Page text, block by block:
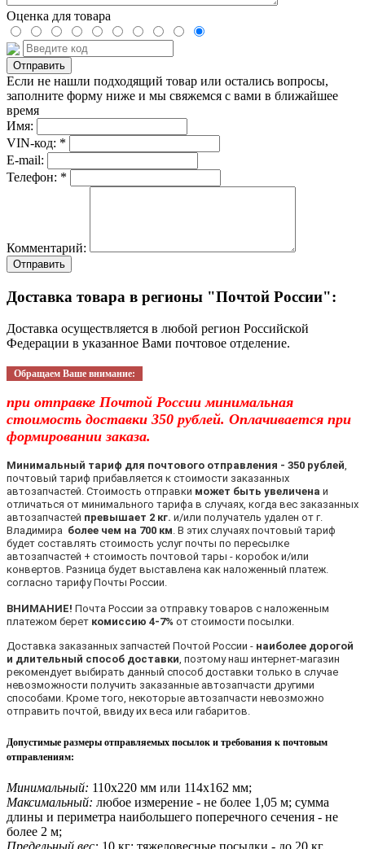
Оценка для товара
Если не нашли подходящий товар или остались вопросы,
заполните форму ниже и мы свяжемся с вами в ближайшее
время
Имя:
VIN-код: *
E-mail:
Телефон: *
Комментарий:
Отправить
Доставка товара в регионы "Почтой России":
Доставка осуществляется в любой регион Российской
Федерации в указанное Вами почтовое отделение.
Обращаем Ваше внимание:
при отправке Почтой России минимальная
стоимость доставки 350 рублей. Оплачивается при
формировании заказа.
Минимальный тариф для почтового отправления - 350 рублей
почтовый тариф прибавляется к стоимости заказанных
автозапчастей. Стоимость отправки может быть увеличена и
отличаться от минимального тарифа в случаях, когда вес заказанных
автозапчастей превышает 2 кг. и/или получатель удален от г.
Владимира более чем на 700 км . В этих случаях почтовый тариф
будет составлять стоимость услуг почты по пересылке
автозапчастей + стоимость почтовой тары - коробок и/или
конвертов. Разница будет выставлена как наложенный платеж.
согласно тарифу Почты России.
ВНИМАНИЕ! Почта России за отправку товаров с наложенным
платежом берет комиссию 4-7% от стоимости посылки.
Доставка заказанных запчастей Почтой России - наиболее дорогой
и длительный способ доставки , поэтому наш интернет-магазин
рекомендует выбирать данный способ доставки только в случае
невозможности получить заказанные автозапчасти другими
способами. Кроме того, некоторые автозапчасти невозможно
отправить почтой, ввиду их веса или габаритов.
Допустимые размеры отправляемых посылок и требования к почтовым
отправлениям:
Минимальный: 110х220 мм или 114х162 мм;
Максимальный: любое измерение - не более 1,05 м; сумма
длины и периметра наибольшего поперечного сечения - не
более 2 м;
Предельный вес: 10 кг; тяжеловесные посылки - до 20 кг.